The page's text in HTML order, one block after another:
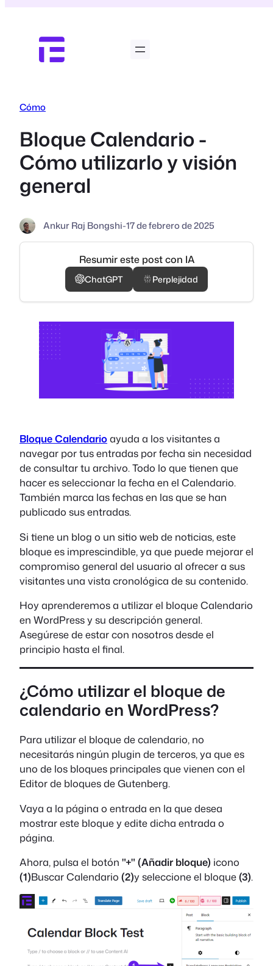
contenido
Cómo
Bloque Calendario -
Cómo utilizarlo y visión
general
Ankur Raj Bongshi-17 de febrero de 2025
Resumir este post con IA
ChatGPT Perplejidad
Bloque Calendarioayuda a los visitantes a
navegar por tus entradas por fecha sin necesidad
de consultar tu archivo. Todo lo que tienen que
hacer es seleccionar la fecha en el Calendario.
También marca las fechas en las que se han
publicado sus entradas.
Si tiene un blog o un sitio web de noticias, este
bloque es imprescindible, ya que puede mejorar el
compromiso general del usuario al ofrecer a sus
visitantes una vista cronológica de su contenido.
Hoy aprenderemos a utilizar el bloque Calendario
en WordPress y su descripción general.
Asegúrese de estar con nosotros desde el
principio hasta el final.
¿Cómo utilizar el bloque de
calendario en WordPress?
Para utilizar el bloque de calendario, no
necesitarás ningún plugin de terceros, ya que es
uno de los bloques principales que vienen con el
Editor de bloques de Gutenberg.
Vaya a la página o entrada en la que desea
mostrar este bloque y edite dicha entrada o
página.
Ahora, pulsa el botón "+" (Añadir bloque) icono
(1)Buscar Calendario (2)y seleccione el bloque(3).